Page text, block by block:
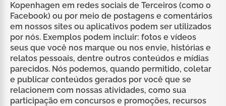
Kopenhagen em redes sociais de Terceiros (como o
Facebook) ou por meio de postagens e comentários
em nossos sites ou aplicativos podem ser utilizados
por nós. Exemplos podem incluir: fotos e vídeos
seus que você nos marque ou nos envie, histórias e
relatos pessoais, dentre outros conteúdos e mídias
parecidos. Nós podemos, quando permitido, coletar
e publicar conteúdos gerados por você que se
relacionem com nossas atividades, como sua
participação em concursos e promoções, recursos